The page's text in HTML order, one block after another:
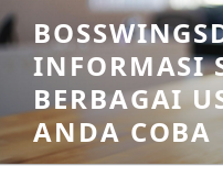
Skip
to
contentINFORMASI
BERBAGAI
ANDA COBA